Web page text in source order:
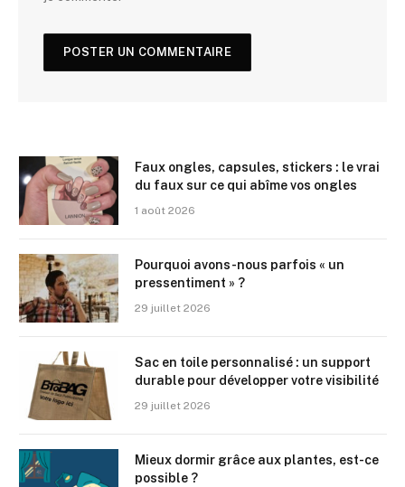
Faux ongles, capsules, stickers : le vrai
du faux sur ce qui abîme vos ongles
1 août 2026
Pourquoi avons-nous parfois « un
pressentiment » ?
29 juillet 2026
Sac en toile personnalisé : un support
durable pour développer votre visibilité
29 juillet 2026
Mieux dormir grâce aux plantes, est-ce
possible ?